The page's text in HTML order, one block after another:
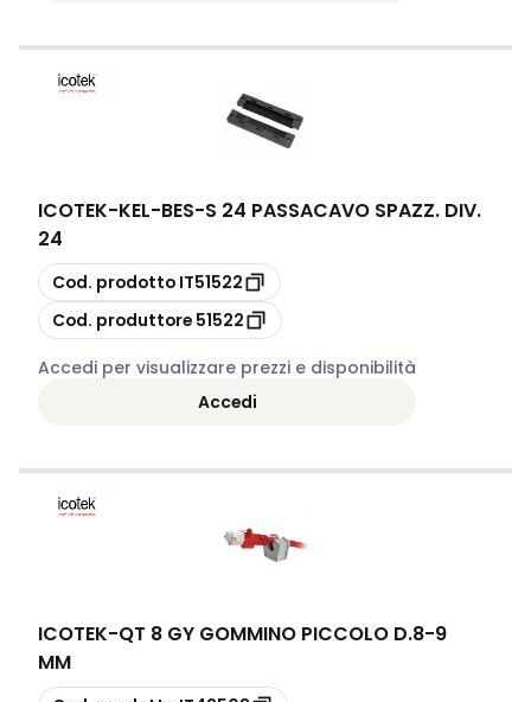
ICOTEK-KEL-BES-S 24 PASSACAVO SPAZZ. DIV.
24
copia
Cod. prodotto IT51522
copia
Cod. produttore 51522
Accedi per visualizzare prezzi e disponibilità
Accedi
ICOTEK-QT 8 GY GOMMINO PICCOLO D.8-9
MM